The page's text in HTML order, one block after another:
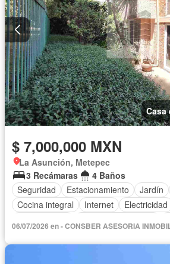
Casa
$ 7,000,000 MXN
La Asunción, Metepec
3 Recámaras
4 Baños
Seguridad
Estacionamiento Jardín
Cocina integral
Internet Electricidad
06/07/2026 en - CONSBER ASESORIA